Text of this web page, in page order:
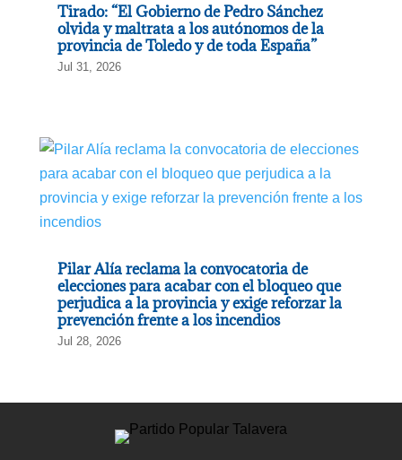
Tirado: “El Gobierno de Pedro Sánchez
olvida y maltrata a los autónomos de la
provincia de Toledo y de toda España”
Jul 31, 2026
Pilar Alía reclama la convocatoria de
elecciones para acabar con el bloqueo que
perjudica a la provincia y exige reforzar la
prevención frente a los incendios
Jul 28, 2026